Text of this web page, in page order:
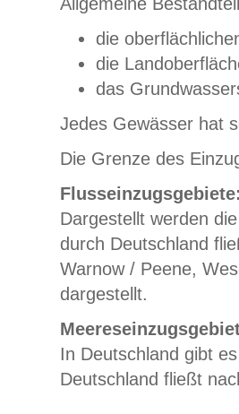
die
die
das
Jedes Gewässer hat
Die Grenze des
Dargestellt werden
durch Deutschland
Warnow / Peene,
dargestellt.
In Deutschland gibt
Deutschland fließt